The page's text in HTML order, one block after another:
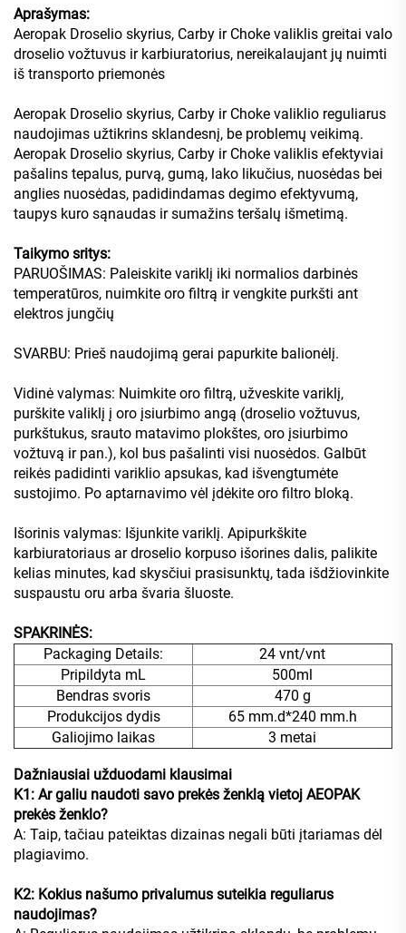
Aprašymas:
Aeropak Droselio skyrius, Carby ir Choke valiklis greitai valo
droselio vožtuvus ir karbiuratorius, nereikalaujant jų nuimti
iš transporto priemonės
Aeropak Droselio skyrius, Carby ir Choke valiklio reguliarus
naudojimas užtikrins sklandesnį, be problemų veikimą.
Aeropak Droselio skyrius, Carby ir Choke valiklis efektyviai
pašalins tepalus, purvą, gumą, lako likučius, nuosėdas bei
anglies nuosėdas, padidindamas degimo efektyvumą,
taupys kuro sąnaudas ir sumažins teršalų išmetimą.
Taikymo sritys:
PARUOŠIMAS: Paleiskite variklį iki normalios darbinės
temperatūros, nuimkite oro filtrą ir vengkite purkšti ant
elektros jungčių
SVARBU: Prieš naudojimą gerai papurkite balionėlį.
Vidinė valymas: Nuimkite oro filtrą, užveskite variklį,
purškite valiklį į oro įsiurbimo angą (droselio vožtuvus,
purkštukus, srauto matavimo plokštes, oro įsiurbimo
vožtuvą ir pan.), kol bus pašalinti visi nuosėdos. Galbūt
reikės padidinti variklio apsukas, kad išvengtumėte
sustojimo. Po aptarnavimo vėl įdėkite oro filtro bloką.
Išorinis valymas: Išjunkite variklį. Apipurkškite
karbiuratoriaus ar droselio korpuso išorines dalis, palikite
kelias minutes, kad skysčiui prasisunktų, tada išdžiovinkite
suspaustu oru arba švaria šluoste.
SPAKRINĖS:
Packaging Details:
24 vnt/vnt
Pripildyta mL
500ml
Bendras svoris
470 g
Produkcijos dydis
65 mm.d*240 mm.h
Galiojimo laikas
3 metai
Dažniausiai užduodami klausimai
K1: Ar galiu naudoti savo prekės ženklą vietoj AEOPAK
prekės ženklo?
A: Taip, tačiau pateiktas dizainas negali būti įtariamas dėl
plagiavimo.
K2: Kokius našumo privalumus suteikia reguliarus
naudojimas?